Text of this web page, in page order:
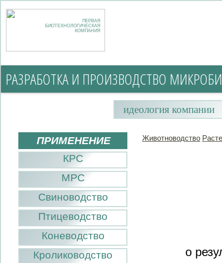
ПЕРВАЯ
БИОТЕХНОЛОГИЧЕСКАЯ
КОМПАНИЯ
РАЗРАБОТКА И ПРОИЗВОДСТВО
идеология компании
ПРИМЕНЕНИЕ
КРС
МРС
Свиноводство
Птицеводство
Коневодство
Кролиководство
Животноводство
о